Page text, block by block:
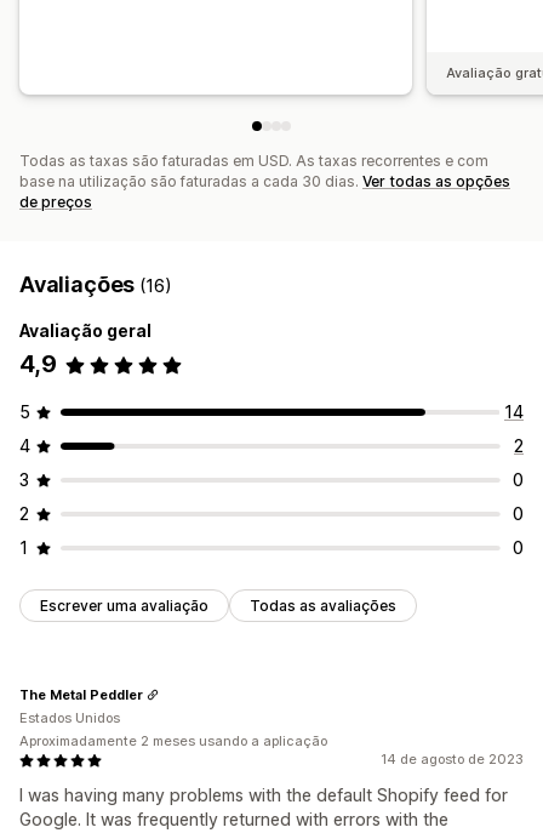
Avaliação
Todas as taxas são faturadas em USD. As taxas recorrentes e com
base na utilização são faturadas a cada 30 dias. Ver todas as opções
de preços
Avaliações (16)
Avaliação geral
4,9
5
14
4
2
3
0
2
0
1
0
Escrever uma avaliação Todas as avaliações
14 de agosto de 2023
I was having many problems with the default Shopify feed for
Google. It was frequently returned with errors with the
The Metal Peddler
Estados Unidos
Aproximadamente 2 meses usando a aplicação